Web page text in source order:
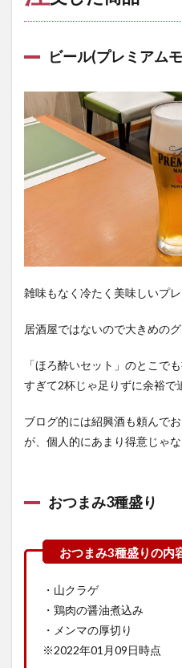
ビール(プレミアム
雑味もなく冷たく美味しいプレ
居酒屋ではないので大きめの
「ほろ酔いセット」のとこで
すぎて2杯じゃ足りずに余裕で
ブログ的には紹興酒も頼んで
が、個人的にあまり得意じゃな
おつまみ3種盛り
・山クラゲ
・鶏肉の醤油煮込み
・メンマの厚切り
※2022年01月09日時点